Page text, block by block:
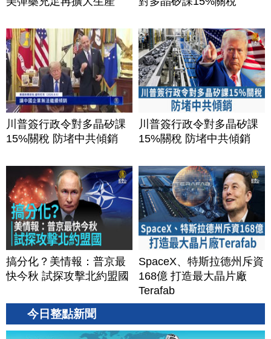
川普簽行政令對多晶矽課
15%關稅 防堵中共傾銷
川普簽行政令對多晶矽課
15%關稅 防堵中共傾銷
搞分化？美情報：普京最
快今秋 試探攻擊北約盟國
SpaceX、特斯拉德州斥資
168億 打造最大晶片廠
Terafab
今日整點新聞